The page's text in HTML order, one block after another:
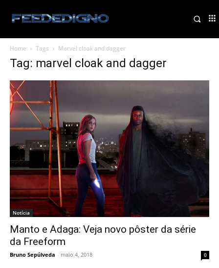
Home Tags Marvel cloak and dagger
Tag: marvel cloak and dagger
Notícia
Manto e Adaga: Veja novo pôster da série
da Freeform
Bruno Sepúlveda - maio 4, 2018 0